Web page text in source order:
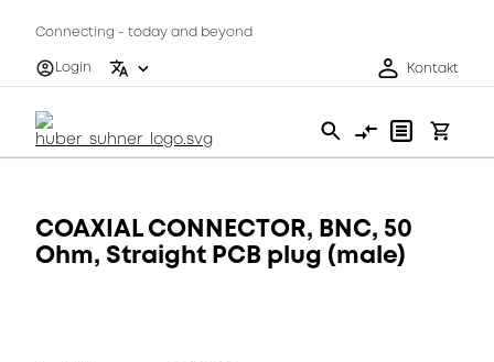
Connecting - today and beyond
Login
Kontakt
COAXIAL CONNECTOR, BNC, 50
Ohm, Straight PCB plug (male)